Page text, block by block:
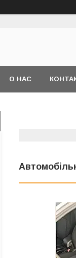
О НАС